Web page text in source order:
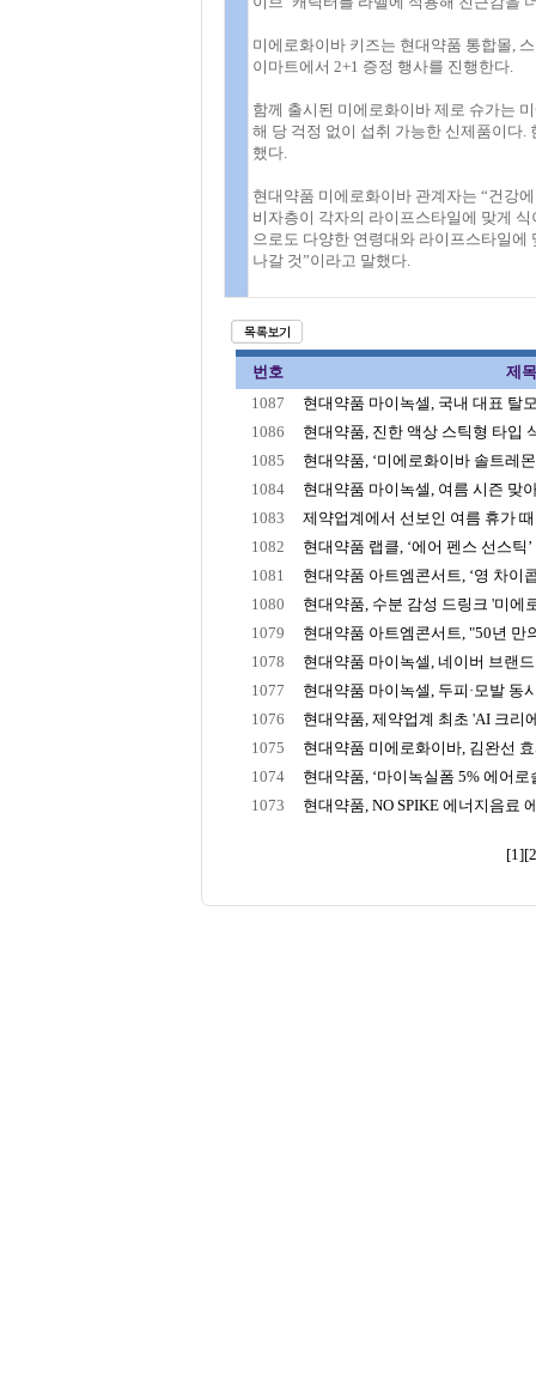
미에로화이바 키즈는 현대약품 통합몰,
이마트에서 2+1 증정 행사를 진행한다.
함께 출시된 미에로화이바 제로 슈가는
해 당 걱정 없이 섭취 가능한 신제품이다.
했다.
현대약품 미에로화이바 관계자는 “건강
비자층이 각자의 라이프스타일에 맞게
으로도 다양한 연령대와 라이프스타일
나갈 것”이라고 말했다.
번호
제목
1087
현대약품 마이녹셀, 국내 대표 탈
1086
현대약품, 진한 액상 스틱형 타입
1085
현대약품, ‘미에로화이바 솔트레
1084
현대약품 마이녹셀, 여름 시즌 맞
1083
제약업계에서 선보인 여름 휴가
1082
현대약품 랩클, ‘에어 펜스 선스틱
1081
현대약품 아트엠콘서트, ‘영 차이
1080
현대약품, 수분 감성 드링크 '미에
1079
현대약품 아트엠콘서트, "50년 만
1078
현대약품 마이녹셀, 네이버 브랜
1077
현대약품 마이녹셀, 두피·모발 동
1076
현대약품, 제약업계 최초 'AI 크리
1075
현대약품 미에로화이바, 김완선
1074
현대약품, ‘마이녹실폼 5% 에어로
1073
현대약품, NO SPIKE 에너지음료
[1]